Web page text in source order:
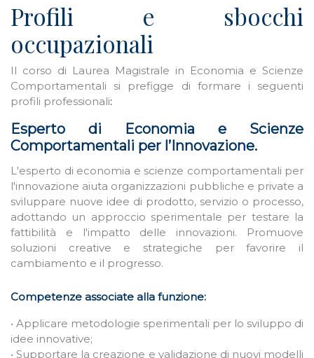
Profili e sbocchi
occupazionali
Il corso di Laurea Magistrale in Economia e Scienze
Comportamentali si prefigge di formare i seguenti
profili professionali:
Esperto di Economia e Scienze
Comportamentali per l’Innovazione.
L'esperto di economia e scienze comportamentali per
l'innovazione aiuta organizzazioni pubbliche e private a
sviluppare nuove idee di prodotto, servizio o processo,
adottando un approccio sperimentale per testare la
fattibilità e l'impatto delle innovazioni. Promuove
soluzioni creative e strategiche per favorire il
cambiamento e il progresso.
Competenze associate alla funzione:
• Applicare metodologie sperimentali per lo sviluppo di
idee innovative;
• Supportare la creazione e validazione di nuovi modelli